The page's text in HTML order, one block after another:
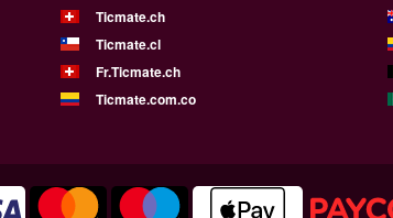
Ticmate.ch
Ticmate.cl
Fr.Ticmate.ch
Ticmate.com.co